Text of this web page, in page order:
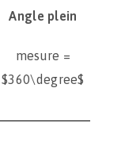
Angle plein
mesure =
$360\degree$